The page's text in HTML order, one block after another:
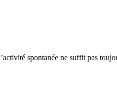
spontanée ne suffit pas